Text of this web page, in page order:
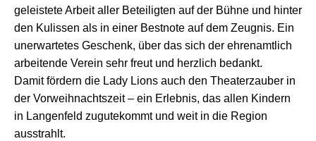
geleistete Arbeit aller Beteiligten auf der Bühne und hinter
den Kulissen als in einer Bestnote auf dem Zeugnis. Ein
unerwartetes Geschenk, über das sich der ehrenamtlich
arbeitende Verein sehr freut und herzlich bedankt.
Damit fördern die Lady Lions auch den Theaterzauber in
der Vorweihnachtszeit – ein Erlebnis, das allen Kindern
in Langenfeld zugutekommt und weit in die Region
ausstrahlt.